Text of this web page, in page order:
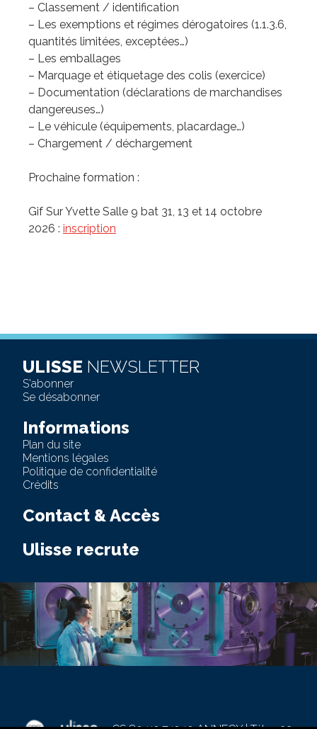
– Classement / identification
– Les exemptions et régimes dérogatoires (1.1.3.6,
quantités limitées, exceptées…)
– Les emballages
– Marquage et étiquetage des colis (exercice)
– Documentation (déclarations de marchandises
dangereuses…)
– Le véhicule (équipements, placardage…)
– Chargement / déchargement
Prochaine formation :
Gif Sur Yvette Salle 9 bat 31, 13 et 14 octobre
2026 : inscription
ULISSE NEWSLETTER
S'abonner
Se désabonner
Informations
Plan du site
Mentions légales
Politique de confidentialité
Crédits
Contact & Accès
Ulisse recrute